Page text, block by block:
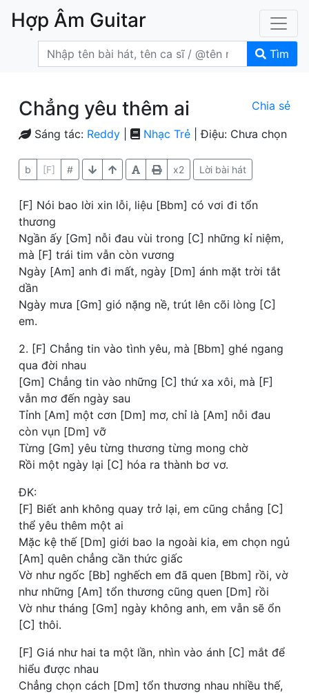
Hợp Âm Guitar
Tìm
Chẳng yêu thêm ai Chia sẻ
Sáng tác: Reddy Nhạc Trẻ | Điệu: Chưa chọn
b [F] # x2 Lời bài hát
[F] Nói bao lời xin lỗi, liệu [Bbm] có vơi đi tổn
thương
Ngần ấy [Gm] nỗi đau vùi trong [C] những kỉ niệm,
mà [F] trái tim vẫn còn vương
Ngày [Am] anh đi mất, ngày [Dm] ánh mặt trời tắt
dần
Ngày mưa [Gm] gió nặng nề, trút lên cõi lòng [C]
em.
2. [F] Chẳng tin vào tình yêu, mà [Bbm] ghé ngang
qua đời nhau
[Gm] Chẳng tin vào những [C] thứ xa xôi, mà [F]
vẫn mơ đến ngày sau
Tỉnh [Am] một cơn [Dm] mơ, chỉ là [Am] nỗi đau
còn vụn [Dm] vỡ
Từng [Gm] yêu từng thương từng mong chờ
Rồi một ngày lại [C] hóa ra thành bơ vơ.
ĐK:
[F] Biết anh không quay trở lại, em cũng chẳng [C]
thể yêu thêm một ai
Mặc kệ thế [Dm] giới bao la ngoài kia, em chọn ngủ
[Am] quên chẳng cần thức giấc
Vờ như ngốc [Bb] nghếch em đã quen [Bbm] rồi, vờ
như những [Am] tổn thương cũng quen [Dm] rồi
Vờ như tháng [Gm] ngày không anh, em vẫn sẽ ổn
[C] thôi.
[F] Giá như hai ta một lần, nhìn vào ánh [C] mắt để
hiểu được nhau
Chẳng chọn cách [Dm] tổn thương nhau nhiều thế,